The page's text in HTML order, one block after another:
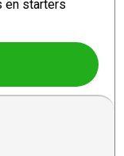
en starters